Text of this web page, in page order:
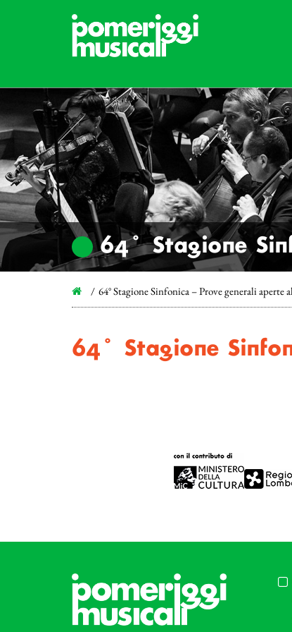
64° Stagione
64° Stagione Sinfonica – Prove generali aperte
64° Stagione